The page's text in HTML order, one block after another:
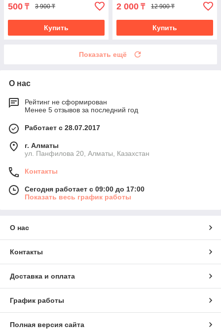
500 ₸ 3 900 ₸
Купить
2 000 ₸ 12 900 ₸
Купить
Показать ещё
О нас
Рейтинг не сформирован
Менее 5 отзывов за последний год
Работает с 28.07.2017
г. Алматы
ул. Панфилова 20, Алматы, Казахстан
Контакты
Сегодня работает с 09:00 до 17:00
Показать весь график работы
О нас
Контакты
Доставка и оплата
График работы
Полная версия сайта